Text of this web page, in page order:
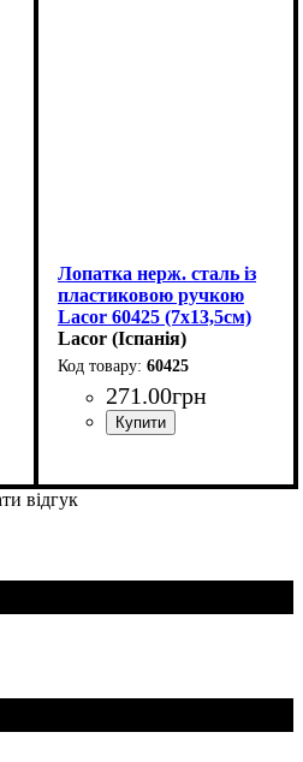
Лопатка нерж. сталь із
пластиковою ручкою
Lacor 60425 (7х13,5см)
Lacor (Іспанія)
60425
271.00грн
відгук